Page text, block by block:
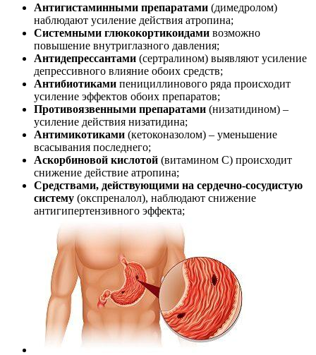
Антигистаминными препаратами (димедролом)
наблюдают усиление действия атропина;
Системными глюкокортикоидами возможно
повышение внутриглазного давления;
Антидепрессантами (сертралином) выявляют усиление
депрессивного влияние обоих средств;
Антибиотиками пенициллинового ряда происходит
усиление эффектов обоих препаратов;
Противоязвенными препаратами (низатидином) –
усиление действия низатидина;
Антимикотиками (кетоконазолом) – уменьшение
всасывания последнего;
Аскорбиновой кислотой (витамином С) происходит
снижение действие атропина;
Средствами, действующими на сердечно-сосудистую
систему (окспреналол), наблюдают снижение
антигипертензивного эффекта;